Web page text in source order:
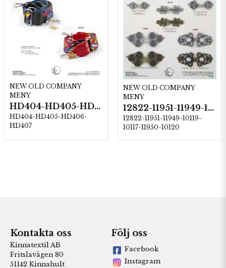
NEW OLD COMPANY
MENY
HD404-HD405-HD406-HD407
HD404-HD405-HD406-
HD407
NEW OLD COMPANY
MENY
12822-11951-11949-10119-10117-11950-10120
12822-11951-11949-10119-
10117-11950-10120
Kontakta oss
Kinnatextil AB
Fritslavägen 80
51142 Kinnahult
Följ oss
Facebook
Instagram